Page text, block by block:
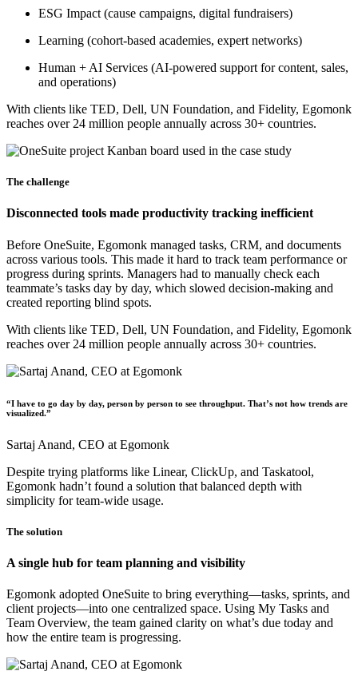
ESG Impact (cause campaigns, digital fundraisers)
Learning (cohort-based academies, expert networks)
Human + AI Services (AI-powered support for content, sales,
and operations)
With clients like TED, Dell, UN Foundation, and Fidelity, Egomonk
reaches over 24 million people annually across 30+ countries.
The challenge
Disconnected tools made productivity tracking inefficient
Before OneSuite, Egomonk managed tasks, CRM, and documents
across various tools. This made it hard to track team performance or
progress during sprints. Managers had to manually check each
teammate’s tasks day by day, which slowed decision-making and
created reporting blind spots.
With clients like TED, Dell, UN Foundation, and Fidelity, Egomonk
reaches over 24 million people annually across 30+ countries.
“I have to go day by day, person by person to see throughput. That’s not how trends are
visualized.”
Sartaj Anand, CEO at Egomonk
Despite trying platforms like Linear, ClickUp, and Taskatool,
Egomonk hadn’t found a solution that balanced depth with
simplicity for team-wide usage.
The solution
A single hub for team planning and visibility
Egomonk adopted OneSuite to bring everything—tasks, sprints, and
client projects—into one centralized space. Using My Tasks and
Team Overview, the team gained clarity on what’s due today and
how the entire team is progressing.